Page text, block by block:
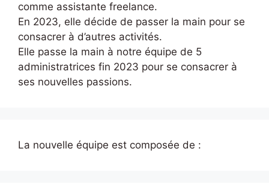
comme assistante freelance.
En 2023, elle décide de passer la main pour se
consacrer à d’autres activités.
Elle passe la main à notre équipe de 5
administratrices fin 2023 pour se consacrer à
ses nouvelles passions.
La nouvelle équipe est composée de :